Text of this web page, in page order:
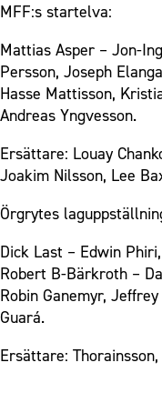
MFF:s startelva:
Mattias Asper – Jon-
Persson, Joseph
Hasse Mattisson,
Andreas Yngvesson.
Ersättare: Louay
Joakim Nilsson, Lee
Örgrytes
Dick Last – Edwin
Robert B-Bärkroth –
Robin Ganemyr,
Guará.
Ersättare: